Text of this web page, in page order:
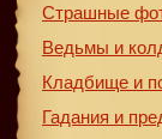
Страшные
Ведьмы и
Кладбище и
Гадания и